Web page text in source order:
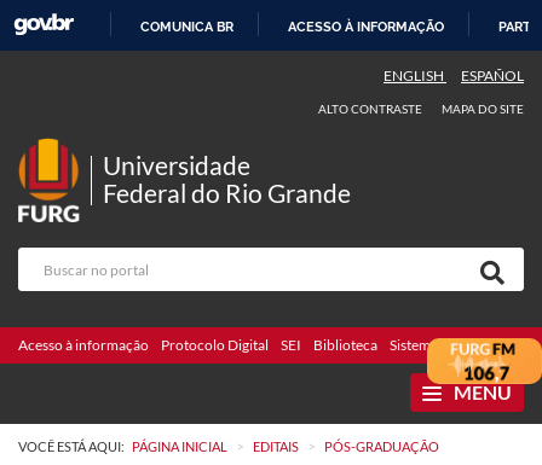
COMUNICA BR ACESSO À INFORMAÇÃO
ENGLISH ESPAÑOL
ALTO CONTRASTE MAPA DO SITE
Universidade
Federal do Rio Grande
Acesso à informação Protocolo Digital SEI Biblioteca Sistemas Webmail
MENU
VOCÊ ESTÁ AQUI: PÁGINA INICIAL > EDITAIS > PÓS-GRADUAÇÃO